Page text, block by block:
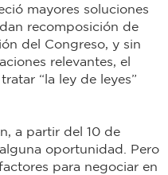
mayores soluciones
recomposición de
del Congreso, y sin
relevantes, el
“la ley de leyes”
a partir del 10 de
oportunidad. Pero
para negociar en